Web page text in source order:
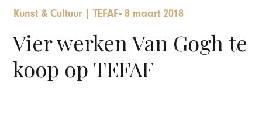
Kunst & Cultuur TEFAF-8 maart 2018
Vier werken Van Gogh te
koop op TEFAF